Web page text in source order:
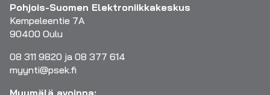
Pohjois-Suomen Elektroniikkakeskus
Kempeleentie 7A
90400 Oulu
08 311 9820 ja 08 377 614
myynti@psek.fi
Myymälä avoinna: